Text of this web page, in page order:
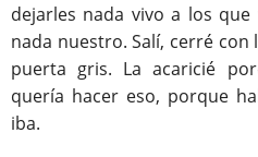
dejarles nada vivo a los
nada nuestro. Salí, cerré con
puerta gris. La acaricié
quería hacer eso, porque
iba.